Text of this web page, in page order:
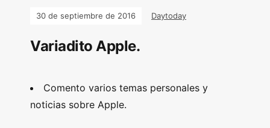
30 de septiembre de 2016 Daytoday
Variadito Apple.
Comento varios temas personales y
noticias sobre Apple.